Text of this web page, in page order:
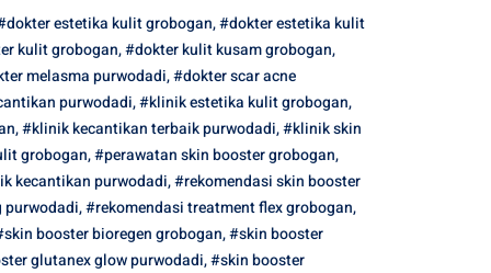
estetika kulit grobogan,#dokter estetika kulit
kulit grobogan,#dokter kulit kusam grobogan,
melasma purwodadi,#dokter scar acne
purwodadi,#klinik estetika kulit grobogan,
,#klinik kecantikan terbaik purwodadi,#klinik skin
grobogan,#perawatan skin booster grobogan,
kecantikan purwodadi,#rekomendasi skin booster
purwodadi,#rekomendasi treatment flex grobogan,
booster bioregen grobogan,#skin booster
glutanex glow purwodadi,#skin booster